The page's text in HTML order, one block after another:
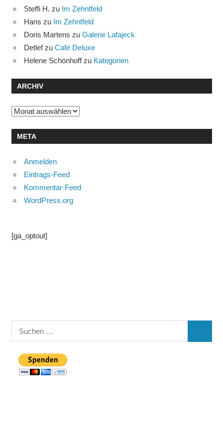
Steffi H. zu Im Zehntfeld
Hans zu Im Zehntfeld
Doris Martens zu Galerie Lafajeck
Detlefzu Café Deluxe
Helene Schönhoffzu Kategorien
ARCHIV
Archiv
META
Anmelden
Eintrags-Feed
Kommentar-Feed
WordPress.org
[ga_optout]
nach: